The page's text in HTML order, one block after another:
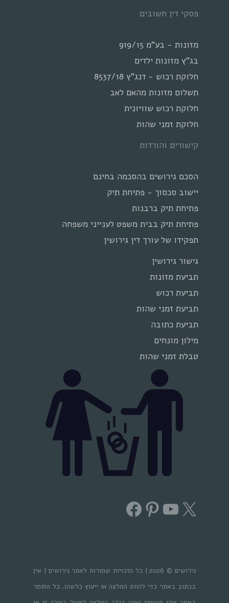
פסקי דין חשובים
מזונות - בע"מ 919/15
בג"ץ מזונות ילדים
חלוקת רכוש - דנג"ץ 8537/18
תשלום מזונות מהאם לאב
חלוקת רכוש שוויונית
חלוקת זמני שהות
קישורים והורדות
הסכם גירושים בהסכמה בחינם
יישוב סכסוך - פתיחת תיק
פתיחת תיק ברבנות
פתיחת תיק בבית משפט לענייני משפחה
תפקידו של עורך דין גירושין
גישור גירושין
תביעת מזונות
תביעת רכוש
תביעת זמני שהות
תביעת כתובה
מילון מונחים
טבלת זמני שהות
X
YouTube
Pinterest
Facebook
גירושים © 2026 | כל הזכויות שמורות לאתר גירושים | אין
בכתוב באתר כדי להוות המלצה או ייעוץ כלשהו. כל החומר